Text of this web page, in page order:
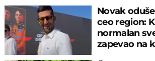
Novak
ceo region:
normalan
zapevao na